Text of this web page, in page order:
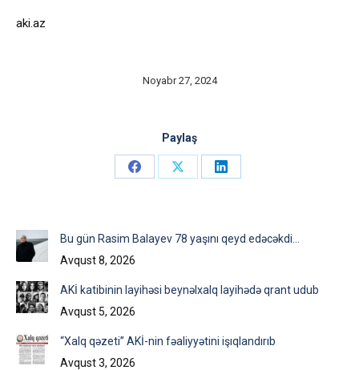
aki.az
Noyabr 27, 2024
Paylaş
Share
Share
Share
Bu gün Rasim Balayev 78 yaşını qeyd edəcəkdi…
Avqust 8, 2026
AKİ katibinin layihəsi beynəlxalq layihədə qrant udub
Avqust 5, 2026
“Xalq qəzeti” AKİ-nin fəaliyyətini işıqlandırıb
Avqust 3, 2026